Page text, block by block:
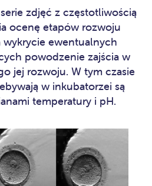
zdjęć z częstotliwością
ocenę etapów rozwoju
wykrycie ewentualnych
powodzenie zajścia w
jej rozwoju. W tym czasie
w inkubatorzei są
temperatury i pH.